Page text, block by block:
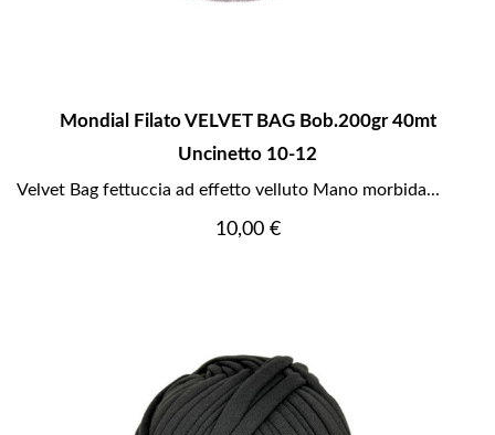
Mondial Filato VELVET BAG Bob.200gr 40mt
Uncinetto 10-12
Velvet Bag fettuccia ad effetto velluto Mano morbida...
Prezzo
10,00 €